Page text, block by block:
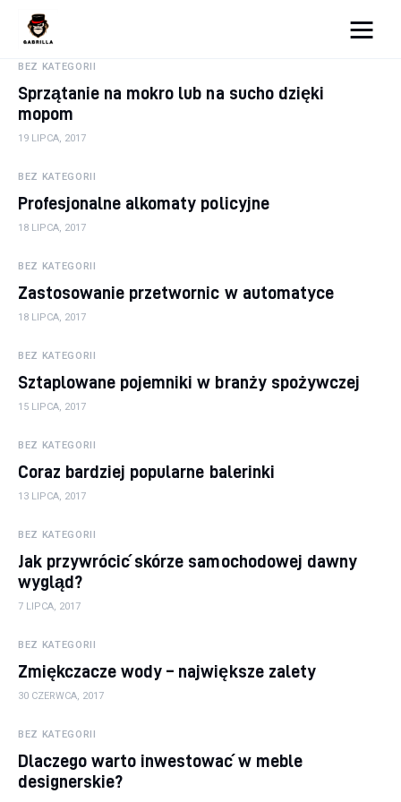
Zdrowie
Więcej
BEZ KATEGORII
Sprzątanie na mokro lub na sucho dzięki
mopom
19 LIPCA, 2017
BEZ KATEGORII
Profesjonalne alkomaty policyjne
18 LIPCA, 2017
BEZ KATEGORII
Zastosowanie przetwornic w automatyce
18 LIPCA, 2017
BEZ KATEGORII
Sztaplowane pojemniki w branży spożywczej
15 LIPCA, 2017
BEZ KATEGORII
Coraz bardziej popularne balerinki
13 LIPCA, 2017
BEZ KATEGORII
Jak przywrócić skórze samochodowej dawny
wygląd?
7 LIPCA, 2017
BEZ KATEGORII
Zmiękczacze wody – największe zalety
30 CZERWCA, 2017
BEZ KATEGORII
Dlaczego warto inwestować w meble
designerskie?